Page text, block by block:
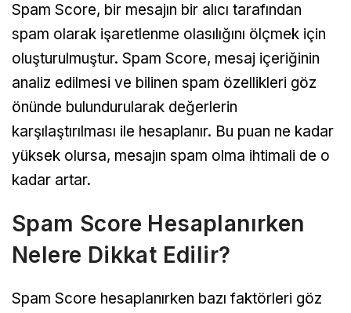
Spam Score, bir mesajın bir alıcı tarafından
spam olarak işaretlenme olasılığını ölçmek için
oluşturulmuştur. Spam Score, mesaj içeriğinin
analiz edilmesi ve bilinen spam özellikleri göz
önünde bulundurularak değerlerin
karşılaştırılması ile hesaplanır. Bu puan ne kadar
yüksek olursa, mesajın spam olma ihtimali de o
kadar artar.
Spam Score Hesaplanırken
Nelere Dikkat Edilir?
Spam Score hesaplanırken bazı faktörleri göz